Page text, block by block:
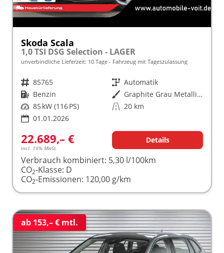
Skoda Scala
1,0 TSI DSG Selection - LAGER
unverbindliche Lieferzeit: 10 Tage Fahrzeug mit Tageszulassung
Fahrzeugnr. 85765 Getriebe Automatik
Kraftstoff Benzin Außenfarbe
Graphite Grau Metallic (5X)
Leistung 85 kW (116 PS) Kilometerstand 20 km
01.01.2026
22.689,– €
incl. 19% MwSt.
Details
Verbrauch kombiniert: 5,30 l/100km
CO2-Klasse: D
CO2-Emissionen: 120,00 g/km
ab 153,– € mtl.